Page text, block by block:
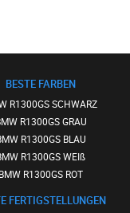
BESTE FARBEN
R1300GS SCHWARZ
R1300GS GRAU
R1300GS BLAU
R1300GS WEIß
BMW R1300GS ROT
FERTIGSTELLUNGEN